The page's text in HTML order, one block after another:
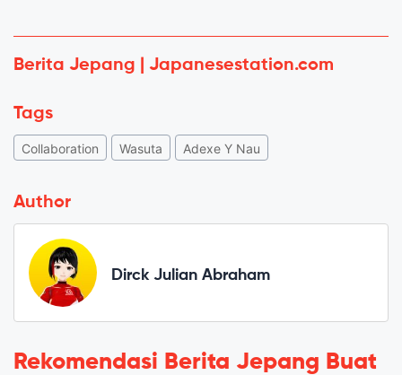
Berita Jepang | Japanesestation.com
Tags
Collaboration Wasuta Adexe Y Nau
Author
Dirck Julian Abraham
Rekomendasi Berita Jepang Buat